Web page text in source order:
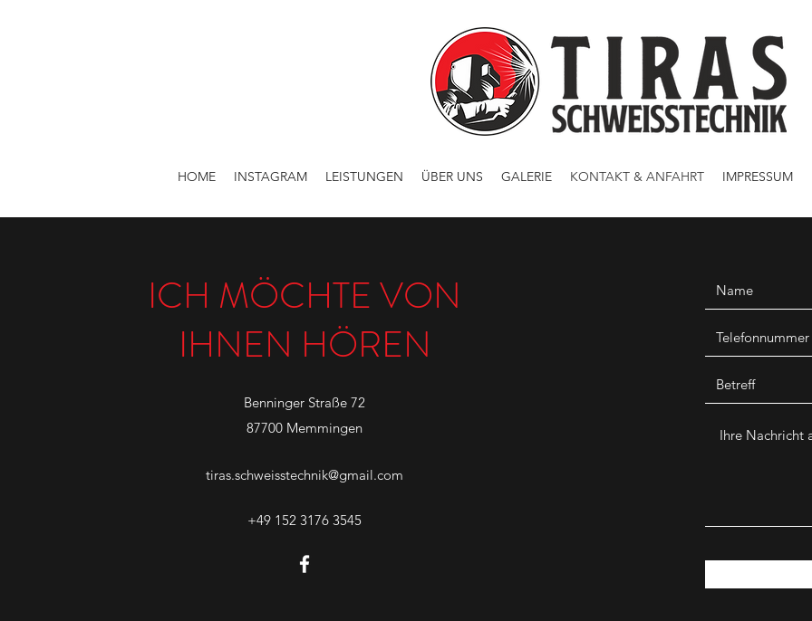
HOME INSTAGRAM LEISTUNGEN ÜBER UNS GALERIE KONTAKT & ANFAHRT IMPRESSUM
ICH MÖCHTE VON
IHNEN HÖREN
Benninger Straße 72
87700 Memmingen
tiras.schweisstechnik@gmail.com
+49 152 3176 3545